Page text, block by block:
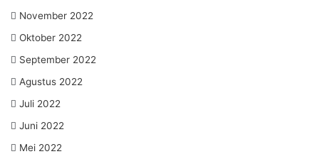
November 2022
Oktober 2022
September 2022
Agustus 2022
Juli 2022
Juni 2022
Mei 2022